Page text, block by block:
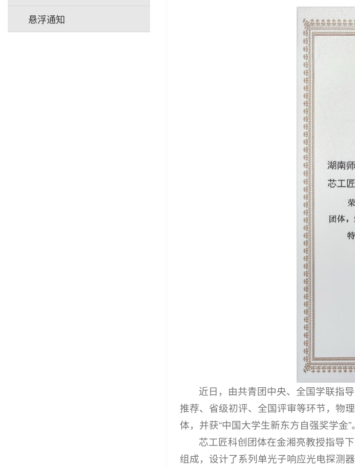
色社会主义思想主题教育
悬浮通知
近日，由共青团中央、全国学联指
推荐、省级初评、全国评审等环节，物
体，并获“中国大学生新东方自强奖学金”。
芯工匠科创团体在金湘亮教授指导
组成，设计了系列单光子响应光电探测